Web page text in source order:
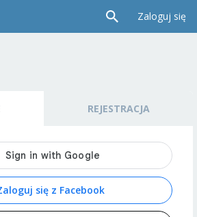
Zaloguj się
REJESTRACJA
się z Facebook